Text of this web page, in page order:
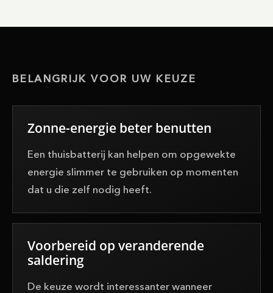
BELANGRIJK VOOR UW KEUZE
Zonne-energie beter benutten
Een thuisbatterij kan helpen om opgewekte
energie slimmer te gebruiken op momenten
dat u die zelf nodig heeft.
Voorbereid op veranderende
saldering
De keuze wordt interessanter wanneer